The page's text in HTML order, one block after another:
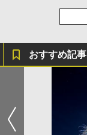
おすすめ記事